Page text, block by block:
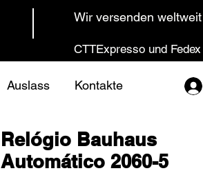
Wir versenden weltweit
CTTExpresso und Fedex
Auslass Kontakte
Relógio Bauhaus
Automático 2060-5